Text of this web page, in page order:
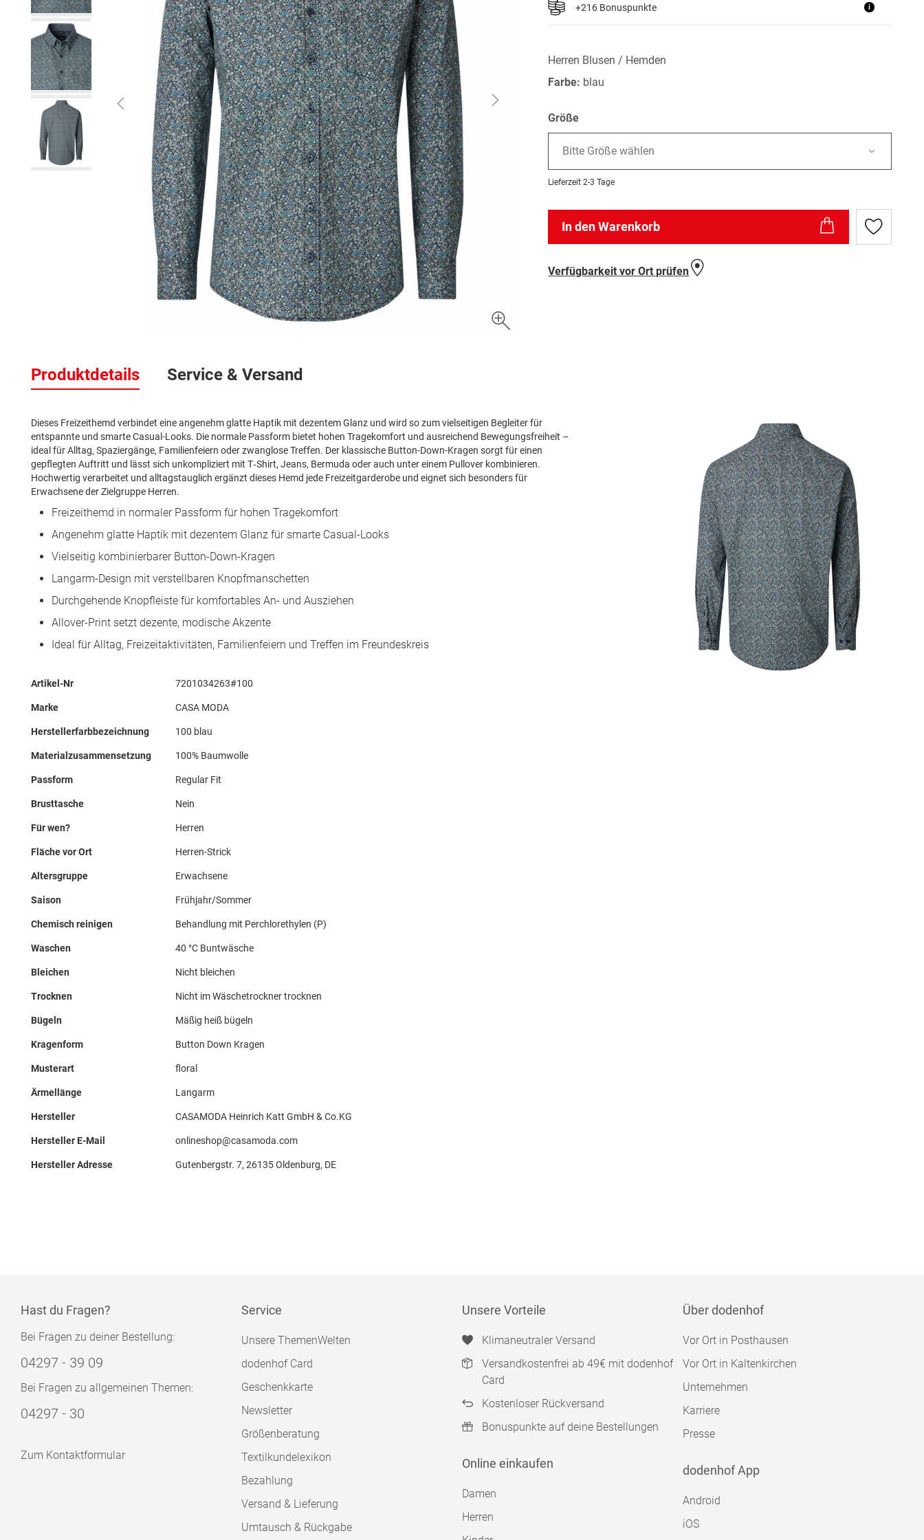
der
Bildergalerie
+216 Bonuspunkte i
Herren Blusen / Hemden
Farbe: blau
Größe
Bitte Größe wählen
Lieferzeit 2-3 Tage
In den Warenkorb
Zur
Wunschliste
Verfügbarkeit vor Ort prüfen
Produktdetails
Dieses Freizeithemd verbindet eine angenehm glatte Haptik mit dezentem Glanz und wird so zum vielseitigen Begleiter für
entspannte und smarte Casual-Looks. Die normale Passform bietet hohen Tragekomfort und ausreichend Bewegungsfreiheit –
ideal für Alltag, Spaziergänge, Familienfeiern oder zwanglose Treffen. Der klassische Button-Down-Kragen sorgt für einen
gepflegten Auftritt und lässt sich unkompliziert mit T‑Shirt, Jeans, Bermuda oder auch unter einem Pullover kombinieren.
Hochwertig verarbeitet und alltagstauglich ergänzt dieses Hemd jede Freizeitgarderobe und eignet sich besonders für
Erwachsene der Zielgruppe Herren.
Freizeithemd in normaler Passform für hohen Tragekomfort
Angenehm glatte Haptik mit dezentem Glanz für smarte Casual-Looks
Vielseitig kombinierbarer Button-Down-Kragen
Langarm-Design mit verstellbaren Knopfmanschetten
Durchgehende Knopfleiste für komfortables An- und Ausziehen
Allover-Print setzt dezente, modische Akzente
Ideal für Alltag, Freizeitaktivitäten, Familienfeiern und Treffen im Freundeskreis
Mehr
Artikel-Nr 7201034263#100
Marke CASA MODA
Herstellerfarbbezeichnung 100 blau
Materialzusammensetzung 100% Baumwolle
Passform Regular Fit
Brusttasche Nein
Für wen? Herren
Fläche vor Ort Herren-Strick
Altersgruppe Erwachsene
Saison Frühjahr/Sommer
Chemisch reinigen Behandlung mit Perchlorethylen (P)
Waschen 40 °C Buntwäsche
Bleichen Nicht bleichen
Trocknen Nicht im Wäschetrockner trocknen
Bügeln Mäßig heiß bügeln
Kragenform Button Down Kragen
Musterart floral
Ärmellänge Langarm
Hersteller CASAMODA Heinrich Katt GmbH & Co.KG
Hersteller E-Mail onlineshop@casamoda.com
Hersteller Adresse Gutenbergstr. 7, 26135 Oldenburg, DE
Service & Versand
Hast du Fragen?
Bei Fragen zu deiner Bestellung:
04297 - 39 09
Bei Fragen zu allgemeinen Themen:
04297 - 30
Zum Kontaktformular
Service
Unsere ThemenWelten
dodenhof Card
Geschenkkarte
Newsletter
Größenberatung
Textilkundelexikon
Bezahlung
Versand & Lieferung
Umtausch & Rückgabe
Unsere Vorteile
Klimaneutraler Versand
Versandkostenfrei ab 49€ mit dodenhof
Card
Kostenloser Rückversand
Bonuspunkte auf deine Bestellungen
Online einkaufen
Damen
Herren
Über dodenhof
Vor Ort in Posthausen
Vor Ort in Kaltenkirchen
Unternehmen
Karriere
Presse
dodenhof App
Android
iOS